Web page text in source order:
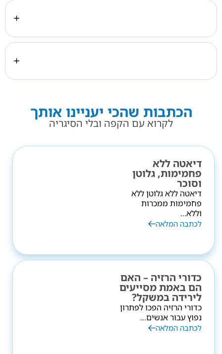
הכתבות שהכי יעניינו אותך
לקרוא עם הקפה ובלי הסיגריה
דיאטה ללא
פחמימות, גלוטן
וסוכר
דיאטה ללא גלוטן ללא
פחמימות ממכרות
וללא...
לכתבה המלאה
כדורי הרזיה – האם
הם באמת מסייעים
לירידה במשקל?
כדורי הרזיה הפכו לפתרון
נפוץ עבור אנשים...
לכתבה המלאה